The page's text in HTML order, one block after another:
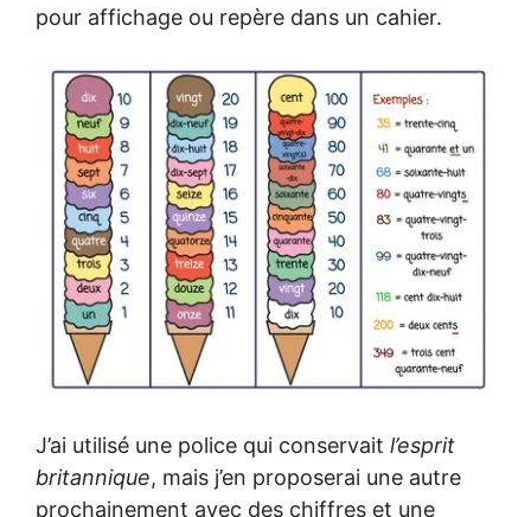
pour affichage ou repère dans un cahier.
J’ai utilisé une police qui conservait l’esprit
britannique, mais j’en proposerai une autre
prochainement avec des chiffres et une